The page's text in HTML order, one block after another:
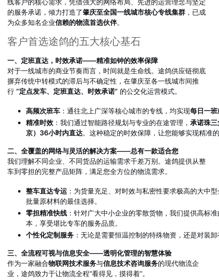
的服务承诺，倾力打造了肇庆至全国一线城市核心专线集群 ，已成
为众多知名企业信赖的物流首选伙伴。
客户首选途鸽的五大核心基石
一、定班直达，时效承诺——精准如钟的效率保障
对于一线城市的商业节奏而言，时间就是生命线。途鸽供应链彻底
摒弃传统中转模式的滞后与不确定性，在肇庆至各一线城市间推
行 “定点发车、定班直达、时效承诺” 的公交化运营模式。
高频次班车 ：通往北上广深等核心城市的专线，均实现每日一
精准时效 ：我们通过智能路径规划与专业的在途管理， 承诺珠
京）36小时内直达。这种稳定的时效保障，让您能够实现精准
二、全覆盖的网络与灵活的解决方案——总有一款适合您
我们理解不同企业、不同货品的运输需求千差万别。途鸽提供从整
车到零担的完整产品矩阵，满足您全方位的物流需求。
整车直达专运 ：为货量充足、对时效与私密性要求极高的大中
批量原材料的最佳选择。
零担精准快线 ：针对广大中小企业的零散货物，我们提供高标
本，享受堪比专车的服务品质。
个性化定制服务 ：无论是需要恒温控制的特殊物资，还是对装
三、全流程可视与信息安全——透明化管理的智慧体验
作为一家融合物联网技术服务与信息技术咨询服务的现代物流企
业，途鸽致力于让物流全程“看得见，摸得着”。